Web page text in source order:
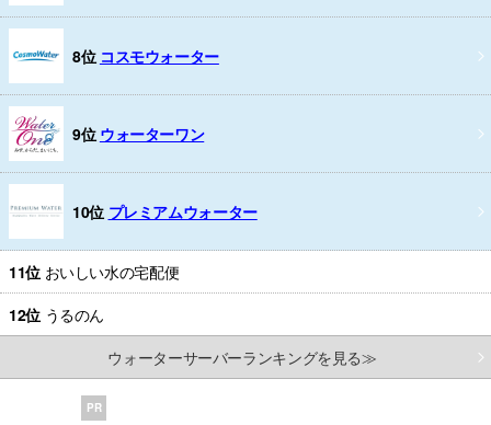
8位 コスモウォーター
9位 ウォーターワン
10位 プレミアムウォーター
11位 おいしい水の宅配便
12位 うるのん
ウォーターサーバーランキングを見る≫
PR